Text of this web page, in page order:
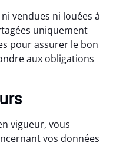
vendues ni louées à
uniquement
pour assurer le bon
aux obligations
vigueur, vous
vos données